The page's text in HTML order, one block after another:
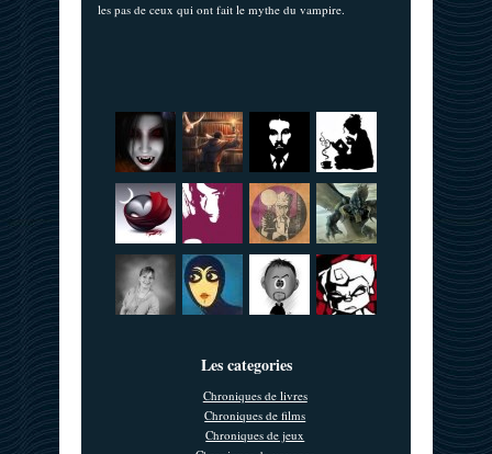
les pas de ceux qui ont fait le mythe du vampire.
Les categories
Chroniques de livres
Chroniques de films
Chroniques de jeux